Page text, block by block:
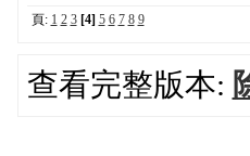
頁: 1 2 3 [4] 5 6 7 8 9
查看完整版本: